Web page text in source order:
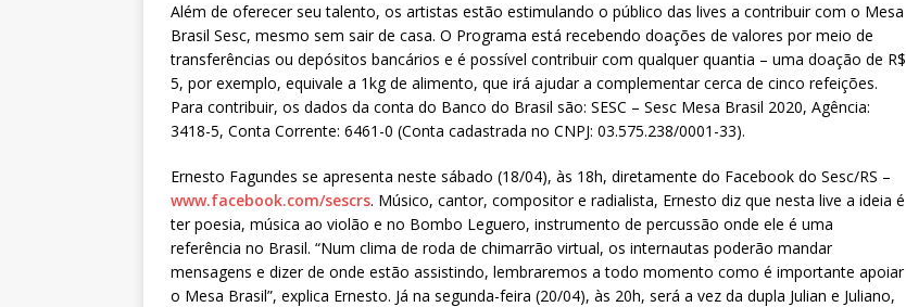
Além de oferecer seu talento, os artistas estão estimulando o público das lives a contribuir com o Mesa
Brasil Sesc, mesmo sem sair de casa. O Programa está recebendo doações de valores por meio de
transferências ou depósitos bancários e é possível contribuir com qualquer quantia – uma doação de R$
5, por exemplo, equivale a 1kg de alimento, que irá ajudar a complementar cerca de cinco refeições.
Para contribuir, os dados da conta do Banco do Brasil são: SESC – Sesc Mesa Brasil 2020, Agência:
3418-5, Conta Corrente: 6461-0 (Conta cadastrada no CNPJ: 03.575.238/0001-33).
Ernesto Fagundes se apresenta neste sábado (18/04), às 18h, diretamente do Facebook do Sesc/RS –
www.facebook.com/sescrs. Músico, cantor, compositor e radialista, Ernesto diz que nesta live a ideia é
ter poesia, música ao violão e no Bombo Leguero, instrumento de percussão onde ele é uma
referência no Brasil. “Num clima de roda de chimarrão virtual, os internautas poderão mandar
mensagens e dizer de onde estão assistindo, lembraremos a todo momento como é importante apoiar
o Mesa Brasil”, explica Ernesto. Já na segunda-feira (20/04), às 20h, será a vez da dupla Julian e Juliano,